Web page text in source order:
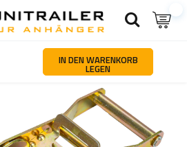
Ladungssicherung Serviceteile und Zubehör
IN DEN WARENKORB
LEGEN